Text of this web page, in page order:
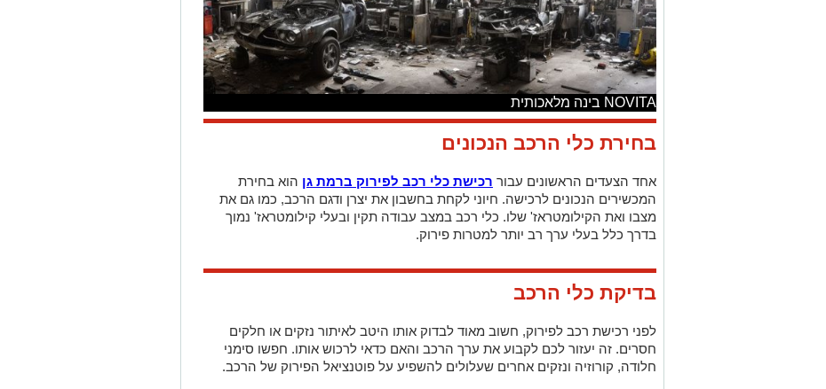
NOVITA בינה מלאכותית
בחירת כלי הרכב הנכונים
אחד הצעדים הראשונים עבוררכישת כלי רכב לפירוק ברמת גןהוא בחירת
המכשירים הנכונים לרכישה. חיוני לקחת בחשבון את יצרן ודגם הרכב, כמו גם את
מצבו ואת הקילומטראז' שלו. כלי רכב במצב עבודה תקין ובעלי קילומטראז' נמוך
בדרך כלל בעלי ערך רב יותר למטרות פירוק.
בדיקת כלי הרכב
לפני רכישת רכב לפירוק, חשוב מאוד לבדוק אותו היטב לאיתור נזקים או חלקים
חלודה, קורוזיה ונזקים אחרים שעלולים להשפיע על פוטנציאל הפירוק של הרכב.
משא ומתן על המחיר
לאחר שבחרתם רכב לרכישה, הגיע הזמן לנהל משא ומתן על המחיר עם המוכר.